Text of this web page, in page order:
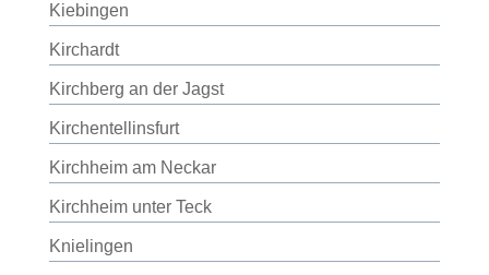
Kiebingen
Kirchardt
Kirchberg an der Jagst
Kirchentellinsfurt
Kirchheim am Neckar
Kirchheim unter Teck
Knielingen